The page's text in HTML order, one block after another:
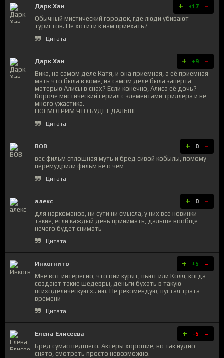
Дарк Хан + +17 -
Обычный мистический городок, где люди убивают
туристов. Не хотити к нам приехать?
Цитата
Дарк Хан + +9 -
Вика, на самом деле Катя, и она приемная, а её приемная
мать что была в коме, на самом деле была заперта
матерью Алисы в снах? Если конечно, Алиса её дочь?
Короче мистический сериал с элементами триллера и не
много ужастика.
ПОСМОТРИМ ЧТО БУДЕТ ДАЛЬШЕ
Цитата
BOB + 0 -
вес фильм сплошная муть и бред сивой кобылы, помому
перемудрили фильм не о чём
Цитата
алекс + 0 -
для наркоманов, ни сути ни смысла, у них все новинки
такие, если каждый день принимать, дальше вообще
нечего будет снимать
Цитата
Инкогнито + +5 -
Мне вот интересно, что они курят, пьют или Коля, когда
создают такие шедевры, деньги бухать в такую
психоделическую х.. ню. Не рекомендую, пустая трата
времени
Цитата
Елена Елисеева + -5 -
Бред сумасшедшего. Актёры хорошие, но так нудно
снято, смотреть просто невозможно.